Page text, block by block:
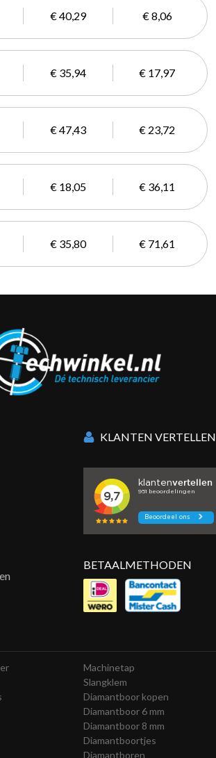
€ 40,29 € 8,06
€ 35,94 € 17,97
€ 47,43 € 23,72
€ 18,05 € 36,11
€ 35,80 € 71,61
KLANTEN VERTELLEN
BETAALMETHODEN
Machinetap
Slangklem
Diamantboor kopen
Diamantboor 6 mm
Diamantboor 8 mm
Diamantboortjes
Diamantboren